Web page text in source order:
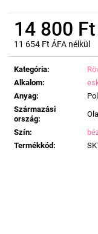
14 800 Ft
11 654 Ft ÁFA nélkül
Egységár:
Kategória:
Alkalom:
Anyag:
Származási
ország:
Szín:
Termékkód: